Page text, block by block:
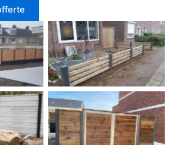
Tuinhek voortuin
Dubbele poort